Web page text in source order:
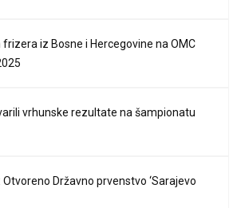
frizera iz Bosne i Hercegovine na OMC
vrhunske rezultate na šampionatu
Državno prvenstvo ‘Sarajevo